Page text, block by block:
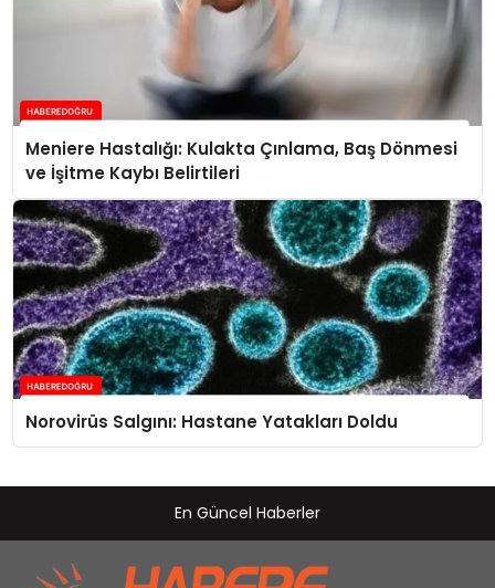
Meniere Hastalığı: Kulakta Çınlama, Baş Dönmesi
ve İşitme Kaybı Belirtileri
Norovirüs Salgını: Hastane Yatakları Doldu
En Güncel Haberler